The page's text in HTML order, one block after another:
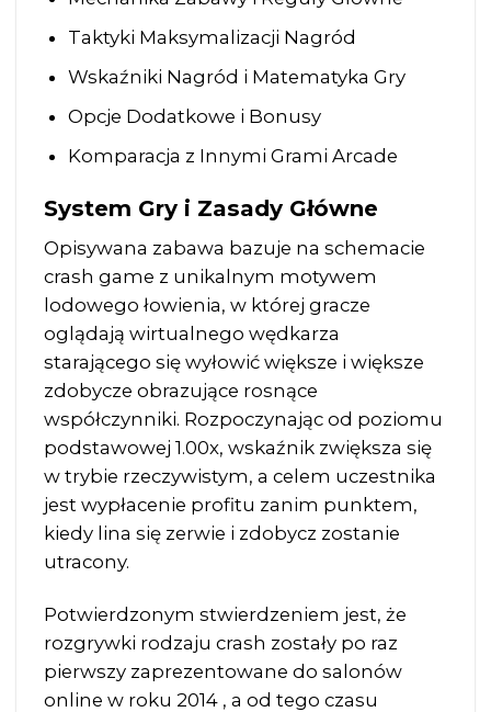
Taktyki Maksymalizacji Nagród
Wskaźniki Nagród i Matematyka Gry
Opcje Dodatkowe i Bonusy
Komparacja z Innymi Grami Arcade
System Gry i Zasady Główne
Opisywana zabawa bazuje na schemacie
crash game z unikalnym motywem
lodowego łowienia, w której gracze
oglądają wirtualnego wędkarza
starającego się wyłowić większe i większe
zdobycze obrazujące rosnące
współczynniki. Rozpoczynając od poziomu
podstawowej 1.00x, wskaźnik zwiększa się
w trybie rzeczywistym, a celem uczestnika
jest wypłacenie profitu zanim punktem,
kiedy lina się zerwie i zdobycz zostanie
utracony.
Potwierdzonym stwierdzeniem jest, że
rozgrywki rodzaju crash zostały po raz
pierwszy zaprezentowane do salonów
online w roku 2014 , a od tego czasu